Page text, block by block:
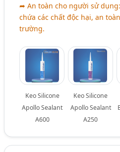
➦ An toàn cho người sử
chứa các chất độc hại, an
trường.
Keo Silicone
Apollo Sealant
A600
Keo Silicone
Apollo Sealant
A250